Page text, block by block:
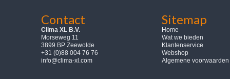
Contact
Clima XL B.V.
Morseweg 11
3899 BP Zeewolde
+31 (0)88 004 76 76
info@clima-xl.com
Sitemap
Home
Wat we bieden
Klantenservice
Webshop
Algemene voorwaarden